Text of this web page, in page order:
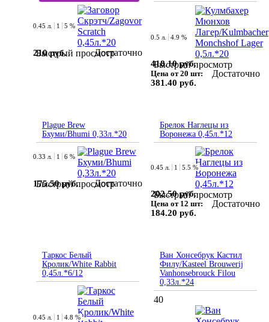
Быстрый просмотр
0.45 л. 1 5 %
210 руб. Достаточно
Быстрый просмотр
0.5 л. 4.9 %
418.10 руб.
Цена от 20 шт:
381.40 руб.
Достаточно
Plague Brew
Бхуми/Bhumi 0,33л.*20
Быстрый просмотр
0.33 л. 1 6 %
175.50 руб. Достаточно
Брелок Наглецы из
Воронежа 0,45л.*12
Быстрый просмотр
0.45 л. 1 5.5 %
202.50 руб.
Цена от 12 шт:
184.20 руб.
Достаточно
Таркос Белый
Кролик/White Rabbit
0,45л.*6/12
0.45 л. 1 4.8 %
Ван Хонсебрук Кастил
Филу/Kasteel Brouwerij
Vanhonsebrouck Filou
0,33л.*24
40